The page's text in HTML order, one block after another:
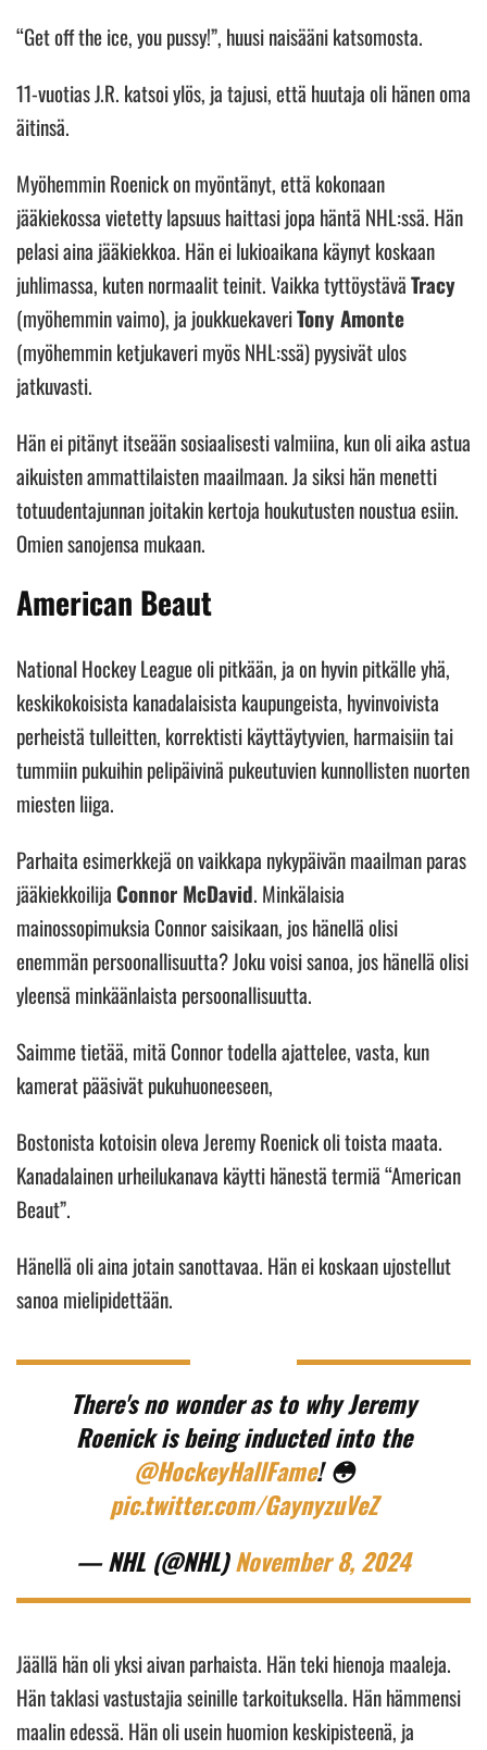
“Get off the ice, you pussy!”, huusi naisääni katsomosta.
11-vuotias J.R. katsoi ylös, ja tajusi, että huutaja oli hänen oma
äitinsä.
Myöhemmin Roenick on myöntänyt, että kokonaan
jääkiekossa vietetty lapsuus haittasi jopa häntä NHL:ssä. Hän
pelasi aina jääkiekkoa. Hän ei lukioaikana käynyt koskaan
juhlimassa, kuten normaalit teinit. Vaikka tyttöystäväTracy
(myöhemmin vaimo), ja joukkuekaveriTony Amonte
(myöhemmin ketjukaveri myös NHL:ssä) pyysivät ulos
jatkuvasti.
Hän ei pitänyt itseään sosiaalisesti valmiina, kun oli aika astua
aikuisten ammattilaisten maailmaan. Ja siksi hän menetti
totuudentajunnan joitakin kertoja houkutusten noustua esiin.
Omien sanojensa mukaan.
American Beaut
National Hockey League oli pitkään, ja on hyvin pitkälle yhä,
keskikokoisista kanadalaisista kaupungeista, hyvinvoivista
perheistä tulleitten, korrektisti käyttäytyvien, harmaisiin tai
tummiin pukuihin pelipäivinä pukeutuvien kunnollisten nuorten
miesten liiga.
Parhaita esimerkkejä on vaikkapa nykypäivän maailman paras
jääkiekkoilija Connor McDavid. Minkälaisia
mainossopimuksia Connor saisikaan, jos hänellä olisi
enemmän persoonallisuutta? Joku voisi sanoa, jos hänellä olisi
yleensä minkäänlaista persoonallisuutta.
Saimme tietää, mitä Connor todella ajattelee, vasta, kun
kamerat pääsivät pukuhuoneeseen,
Bostonista kotoisin oleva Jeremy Roenick oli toista maata.
Kanadalainen urheilukanava käytti hänestä termiä “American
Beaut”.
Hänellä oli aina jotain sanottavaa. Hän ei koskaan ujostellut
sanoa mielipidettään.
There's no wonder as to why Jeremy
Roenick is being inducted into the
@HockeyHallFame! 😳
pic.twitter.com/GaynyzuVeZ
— NHL (@NHL)November 8, 2024
Jäällä hän oli yksi aivan parhaista. Hän teki hienoja maaleja.
Hän taklasi vastustajia seinille tarkoituksella. Hän hämmensi
maalin edessä. Hän oli usein huomion keskipisteenä, ja